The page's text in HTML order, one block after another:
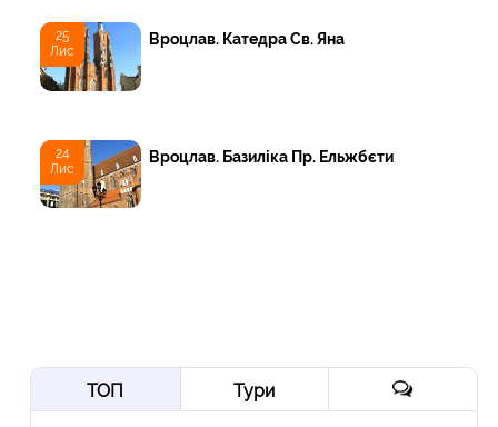
25
Лис
Вроцлав. Катедра Св. Яна
24
Лис
Вроцлав. Базиліка Пр. Ельжбєти
ТОП Тури